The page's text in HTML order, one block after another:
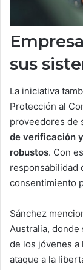
sus
La iniciativa
Protección al
proveedores de
de verificación
robustos. Con
responsabilidad
consentimiento
Sánchez
Australia, donde
de los jóvenes a
ataque a la